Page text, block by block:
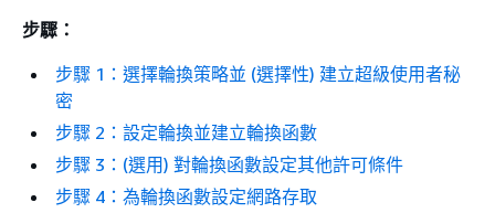
步驟：
步驟 1：選擇輪換策略並 (選擇性) 建立超級使用者秘
密
步驟 2：設定輪換並建立輪換函數
步驟 3：(選用) 對輪換函數設定其他許可條件
步驟 4：為輪換函數設定網路存取